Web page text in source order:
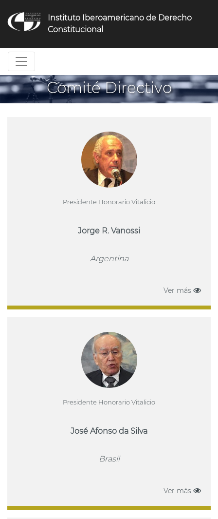
navigation
Instituto Iberoamericano de Derecho
Constitucional
Comité Directivo
Presidente Honorario Vitalicio
Jorge R. Vanossi
Argentina
Ver más
Presidente Honorario Vitalicio
José Afonso da Silva
Brasil
Ver más